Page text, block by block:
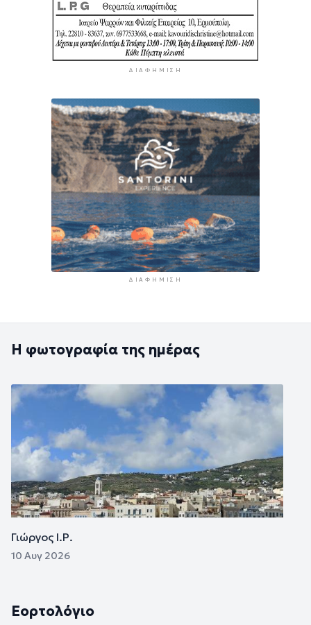
ΔΙΑΦΉΜΙΣΗ
ΔΙΑΦΉΜΙΣΗ
Η φωτογραφία της ημέρας
Εικόνα
Γιώργος Ι.Ρ.
10 Αυγ 2026
Εορτολόγιο